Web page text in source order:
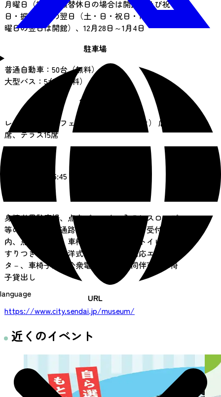
language
月曜日（祝日・振替休日の場合は開館）及び祝
日・振替休日の翌日（土・日・祝日・10月の第2月
曜日の翌日は開館）、12月28日～1月4日
駐車場
普通自動車：50台（無料）
大型バス：5台（無料）
飲食施設
レストラン（カフェ・モーツァルト テオ） 店内40
席、テラス15席
あり 9:00～16:45
身障者用駐車場、点字ブロック、入口にスロープ
等の設置あり、通路等に自動ドアあり、受付案
内、点字案内板、車椅子（身障者）用トイレ、手
すりつき小便器、洋式便器、身障者対応エレベー
タ－、車椅子対応公衆電話、盲導犬同伴可、車椅
子貸出し
URL
https://www.city.sendai.jp/museum/
近くのイベント